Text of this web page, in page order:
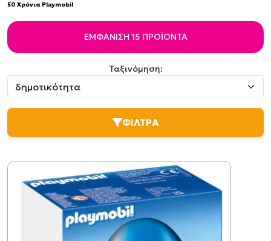
50 Χρόνια Playmobil
ΕΜΦΆΝΙΣΗ 15 ΠΡΟΪΌΝΤΑ
Ταξινόμηση:
ΦΙΛΤΡΑ